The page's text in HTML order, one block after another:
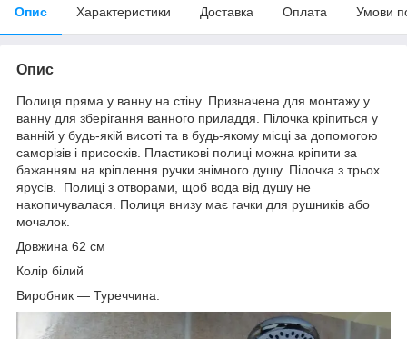
Опис Характеристики Доставка Оплата Умови
Опис
Полиця пряма у ванну на стіну. Призначена для монтажу у
ванну для зберігання ванного приладдя. Пілочка кріпиться у
ванній у будь-якій висоті та в будь-якому місці за допомогою
саморізів і присосків. Пластикові полиці можна кріпити за
бажанням на кріплення ручки знімного душу. Пілочка з трьох
ярусів. Полиці з отворами, щоб вода від душу не
накопичувалася. Полиця внизу має гачки для рушників або
мочалок.
Довжина 62 см
Колір білий
Виробник — Туреччина.